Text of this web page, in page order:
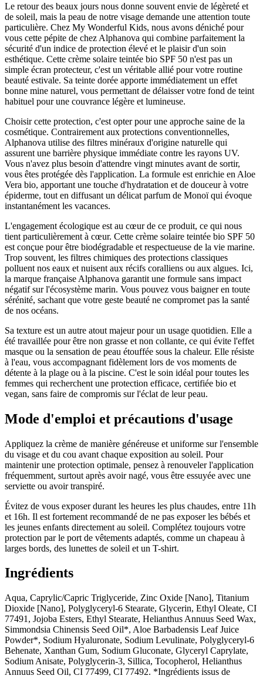
Le retour des beaux jours nous donne souvent envie de légèreté et
de soleil, mais la peau de notre visage demande une attention toute
particulière. Chez My Wonderful Kids, nous avons déniché pour
vous cette pépite de chez Alphanova qui combine parfaitement la
sécurité d'un indice de protection élevé et le plaisir d'un soin
esthétique. Cette crème solaire teintée bio SPF 50 n'est pas un
simple écran protecteur, c'est un véritable allié pour votre routine
beauté estivale. Sa teinte dorée apporte immédiatement un effet
bonne mine naturel, vous permettant de délaisser votre fond de teint
habituel pour une couvrance légère et lumineuse.
Choisir cette protection, c'est opter pour une approche saine de la
cosmétique. Contrairement aux protections conventionnelles,
Alphanova utilise des filtres minéraux d'origine naturelle qui
assurent une barrière physique immédiate contre les rayons UV.
Vous n'avez plus besoin d'attendre vingt minutes avant de sortir,
vous êtes protégée dès l'application. La formule est enrichie en Aloe
Vera bio, apportant une touche d'hydratation et de douceur à votre
épiderme, tout en diffusant un délicat parfum de Monoï qui évoque
instantanément les vacances.
L'engagement écologique est au cœur de ce produit, ce qui nous
tient particulièrement à cœur. Cette crème solaire teintée bio SPF 50
est conçue pour être biodégradable et respectueuse de la vie marine.
Trop souvent, les filtres chimiques des protections classiques
polluent nos eaux et nuisent aux récifs coralliens ou aux algues. Ici,
la marque française Alphanova garantit une formule sans impact
négatif sur l'écosystème marin. Vous pouvez vous baigner en toute
sérénité, sachant que votre geste beauté ne compromet pas la santé
de nos océans.
Sa texture est un autre atout majeur pour un usage quotidien. Elle a
été travaillée pour être non grasse et non collante, ce qui évite l'effet
masque ou la sensation de peau étouffée sous la chaleur. Elle résiste
à l'eau, vous accompagnant fidèlement lors de vos moments de
détente à la plage ou à la piscine. C'est le soin idéal pour toutes les
femmes qui recherchent une protection efficace, certifiée bio et
vegan, sans faire de compromis sur l'éclat de leur peau.
Mode d'emploi et précautions d'usage
Appliquez la crème de manière généreuse et uniforme sur l'ensemble
du visage et du cou avant chaque exposition au soleil. Pour
maintenir une protection optimale, pensez à renouveler l'application
fréquemment, surtout après avoir nagé, vous être essuyée avec une
serviette ou avoir transpiré.
Évitez de vous exposer durant les heures les plus chaudes, entre 11h
et 16h. Il est fortement recommandé de ne pas exposer les bébés et
les jeunes enfants directement au soleil. Complétez toujours votre
protection par le port de vêtements adaptés, comme un chapeau à
larges bords, des lunettes de soleil et un T-shirt.
Ingrédients
Aqua, Caprylic/Capric Triglyceride, Zinc Oxide [Nano], Titanium
Dioxide [Nano], Polyglyceryl-6 Stearate, Glycerin, Ethyl Oleate, CI
77491, Jojoba Esters, Ethyl Stearate, Helianthus Annuus Seed Wax,
Simmondsia Chinensis Seed Oil*, Aloe Barbadensis Leaf Juice
Powder*, Sodium Hyaluronate, Sodium Levulinate, Polyglyceryl-6
Behenate, Xanthan Gum, Sodium Gluconate, Glyceryl Caprylate,
Sodium Anisate, Polyglycerin-3, Sillica, Tocopherol, Helianthus
Annuus Seed Oil, CI 77499, CI 77492. *Ingrédients issus de